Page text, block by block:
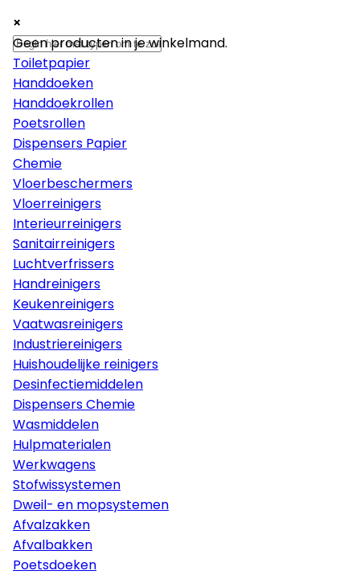
×
Papier
Toiletpapier
Handdoeken
Handdoekrollen
Poetsrollen
Dispensers Papier
Chemie
Vloerbeschermers
Vloerreinigers
Interieurreinigers
Sanitairreinigers
Luchtverfrissers
Handreinigers
Keukenreinigers
Vaatwasreinigers
Industriereinigers
Huishoudelijke reinigers
Desinfectiemiddelen
Dispensers Chemie
Wasmiddelen
Hulpmaterialen
Werkwagens
Stofwissystemen
Dweil- en mopsystemen
Afvalzakken
Afvalbakken
Poetsdoeken
×
×
Geen producten in je winkelmand.